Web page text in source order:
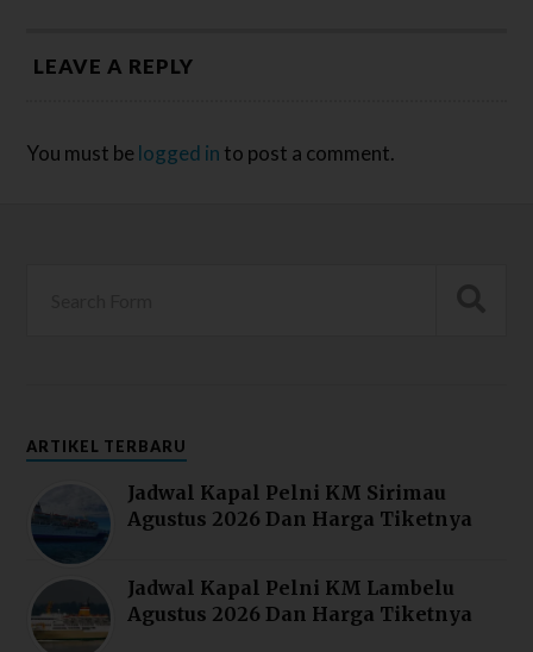
LEAVE A REPLY
You must be logged in to post a comment.
ARTIKEL TERBARU
Jadwal Kapal Pelni KM Sirimau
Agustus 2026 Dan Harga Tiketnya
Jadwal Kapal Pelni KM Lambelu
Agustus 2026 Dan Harga Tiketnya